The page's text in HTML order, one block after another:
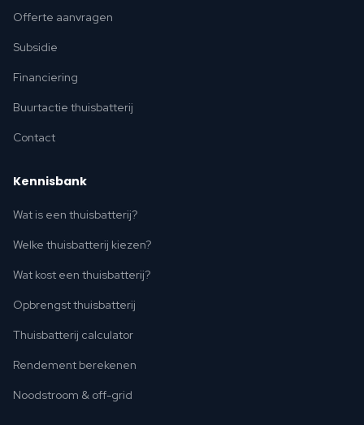
Offerte aanvragen
Subsidie
Financiering
Buurtactie thuisbatterij
Contact
Kennisbank
Wat is een thuisbatterij?
Welke thuisbatterij kiezen?
Wat kost een thuisbatterij?
Opbrengst thuisbatterij
Thuisbatterij calculator
Rendement berekenen
Noodstroom & off-grid